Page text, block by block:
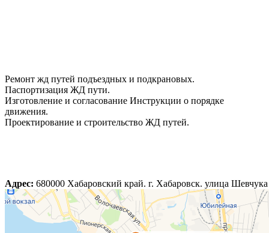
Ремонт жд путей подъездных и подкрановых.
Паспортизация ЖД пути.
Изготовление и согласование Инструкции о порядке
движения.
Проектирование и строительство ЖД путей.
Адрес: 680000 Хабаровский край. г. Хабаровск. улица